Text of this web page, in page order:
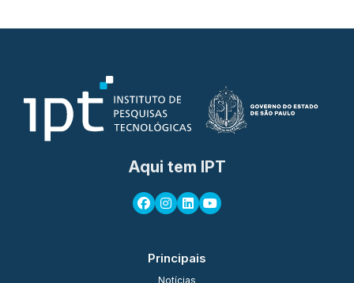
Aqui tem IPT
Principais
Notícias